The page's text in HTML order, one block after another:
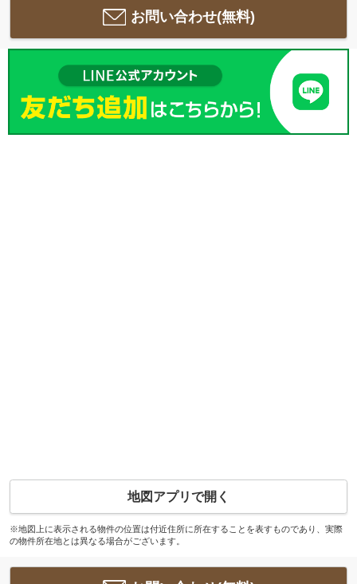
お問い合わせ(無料)
地図アプリで開く
※地図上に表示される物件の位置は付近住所に所在することを表すものであり、実際
の物件所在地とは異なる場合がございます。